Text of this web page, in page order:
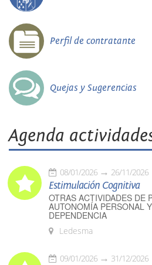
Perfil de contratante
Quejas y Sugerencias
Agenda
08/01/2026 26/11/2026
Estimulación Cognitiva
OTRAS ACTIVIDADES DE
AUTONOMÍA PERSONAL
DEPENDENCIA
Ledesma
09/01/2026 31/12/2026